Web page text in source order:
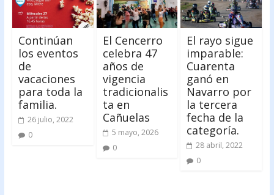
Continúan
los eventos
de
vacaciones
para toda la
familia.
26 julio, 2022
0
El Cencerro
celebra 47
años de
vigencia
tradicionalis
ta en
Cañuelas
5 mayo, 2026
0
El rayo sigue
imparable:
Cuarenta
ganó en
Navarro por
la tercera
fecha de la
categoría.
28 abril, 2022
0